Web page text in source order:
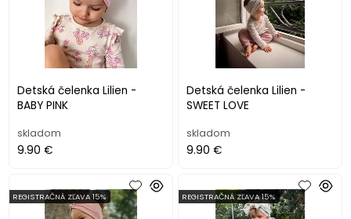
Detská čelenka Lilien -
BABY PINK
skladom
9.90 €
Detská čelenka Lilien -
SWEET LOVE
skladom
9.90 €
REGISTRAČNÁ ZĽAVA 15% REGISTRAČNÁ ZĽAVA 15%